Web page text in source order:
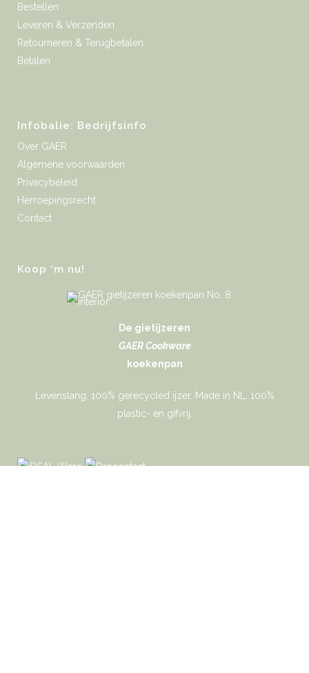
Bestellen
Leveren & Verzenden
Retourneren & Terugbetalen
Betalen
Infobalie: Bedrijfsinfo
Over GAER
Algemene voorwaarden
Privacybeleid
Herroepingsrecht
Contact
Koop ‘m nu!
De gietijzeren
GAER Cookware
koekenpan
Levenslang. 100% gerecycled ijzer. Made in NL. 100%
plastic- en gifvrij.